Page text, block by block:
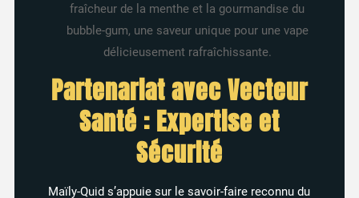
fraîcheur de la menthe et la gourmandise du
bubble-gum, une saveur unique pour une vape
délicieusement rafraîchissante.
Partenariat avec Vecteur
Santé : Expertise et
Sécurité
Maïly-Quid s’appuie sur le savoir-faire reconnu du